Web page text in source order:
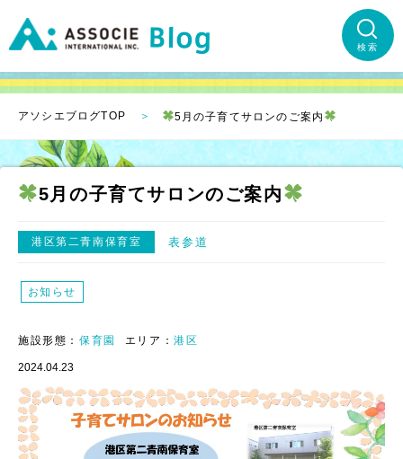
検索
アソシエブログTOP 5月の子育てサロンのご案内
5月の子育てサロンのご案内
港区第二青南保育室 表参道
お知らせ
施設形態： 保育園 エリア：港区
2024.04.23